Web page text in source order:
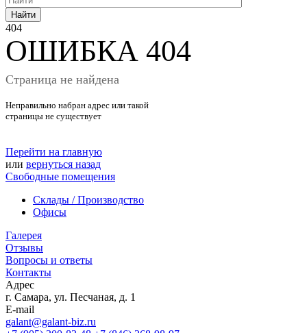
Найти
404
ОШИБКА 404
Страница не найдена
Неправильно набран адрес или такой
страницы не существует
Перейти на главную
или вернуться назад
Свободные помещения
Склады / Производство
Офисы
Галерея
Отзывы
Вопросы и ответы
Контакты
Адрес
г. Самара, ул. Песчаная, д. 1
E-mail
galant@galant-biz.ru